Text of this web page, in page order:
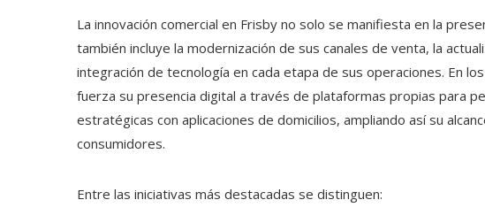
La innovación comercial en Frisby no solo se manifiesta en la
también incluye la modernización de sus canales de venta, la
integración de tecnología en cada etapa de sus operaciones. En
fuerza su presencia digital a través de plataformas propias para
estratégicas con aplicaciones de domicilios, ampliando así su
consumidores.
Entre las iniciativas más destacadas se distinguen: